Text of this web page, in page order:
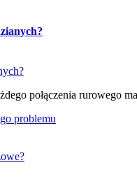
połączenia rurowego
problemu